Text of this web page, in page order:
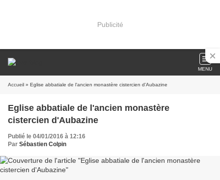
Publicité
MENU
Accueil » Eglise abbatiale de l'ancien monastère cistercien d'Aubazine
Eglise abbatiale de l'ancien monastère
cistercien d'Aubazine
Publié le 04/01/2016 à 12:16
Par Sébastien Colpin